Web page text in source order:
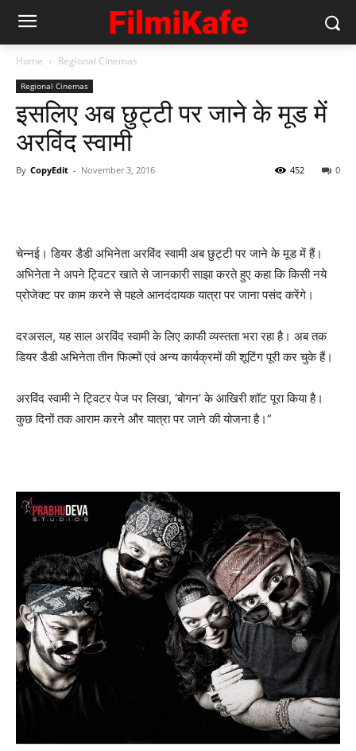
Home Regional Cinemas
Regional Cinemas
इसलिए अब छुट्टी पर जाने के मूड में
अरविंद स्‍वामी
By CopyEdit - November 3, 2016 0
452
चेन्नई। डियर डैडी अभिनेता अरविंद स्वामी अब छुट्टी पर जाने के मूड में हैं।
अभिनेता ने अपने ट्विटर खाते से जानकारी साझा करते हुए कहा कि किसी नये
प्रोजेक्‍ट पर काम करने से पहले आनदंदायक यात्रा पर जाना पसंद करेंगे।
दरअसल, यह साल अरविंद स्‍वामी के लिए काफी व्‍यस्‍तता भरा रहा है। अब तक
डियर डैडी अभिनेता तीन फिल्‍मों एवं अन्‍य कार्यक्रमों की शूटिंग पूरी कर चुके हैं।
अरविंद स्‍वामी ने ट्विटर पेज पर लिखा, ‘बोगन’ के आखिरी शॉट पूरा किया है।
कुछ दिनों तक आराम करने और यात्रा पर जाने की योजना है।”